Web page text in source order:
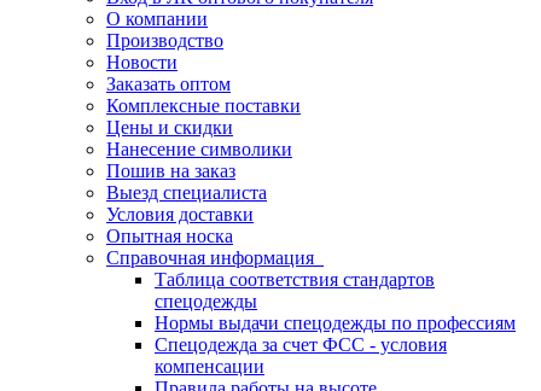
О компании
Производство
Новости
Заказать оптом
Комплексные поставки
Цены и скидки
Нанесение символики
Пошив на заказ
Выезд специалиста
Условия доставки
Опытная носка
Справочная информация
Таблица соответствия стандартов
спецодежды
Нормы выдачи спецодежды по профессиям
Спецодежда за счет ФСС - условия
компенсации